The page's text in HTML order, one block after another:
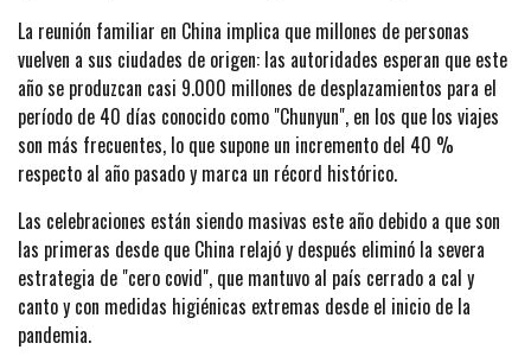
La reunión familiar en China implica que millones de personas
vuelven a sus ciudades de origen: las autoridades esperan que este
año se produzcan casi 9.000 millones de desplazamientos para el
período de 40 días conocido como "Chunyun", en los que los viajes
son más frecuentes, lo que supone un incremento del 40 %
respecto al año pasado y marca un récord histórico.
Las celebraciones están siendo masivas este año debido a que son
las primeras desde que China relajó y después eliminó la severa
estrategia de "cero covid", que mantuvo al país cerrado a cal y
canto y con medidas higiénicas extremas desde el inicio de la
pandemia.